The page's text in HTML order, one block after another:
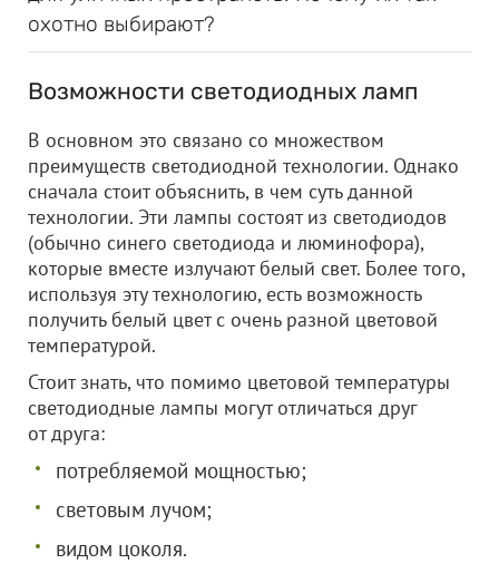
охотно выбирают?
Возможности светодиодных ламп
В основном это связано со множеством
преимуществ светодиодной технологии. Однако
сначала стоит объяснить, в чем суть данной
технологии. Эти лампы состоят из светодиодов
(обычно синего светодиода и люминофора),
которые вместе излучают белый свет. Более того,
используя эту технологию, есть возможность
получить белый цвет с очень разной цветовой
температурой.
Стоит знать, что помимо цветовой температуры
светодиодные лампы могут отличаться друг
от друга:
потребляемой мощностью;
световым лучом;
видом цоколя.